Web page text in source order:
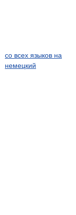
со всех языков на
немецкий